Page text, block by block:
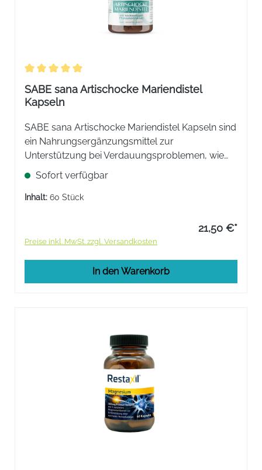
Durchschnittliche Bewertung von 5 von 5 Sternen
SABE sana Artischocke Mariendistel
Kapseln
SABE sana Artischocke Mariendistel Kapseln sind
ein Nahrungsergänzungsmittel zur
Unterstützung bei Verdauungsproblemen, wie
Völlegefühl und Blähungen. Fördert die
Verdauungsleistung durch Anregung des
Gallenflusses und unterstütz die
Sofort verfügbar
Inhalt: 60 Stück
21,50 €*
Preise inkl. MwSt. zzgl. Versandkosten
In den Warenkorb